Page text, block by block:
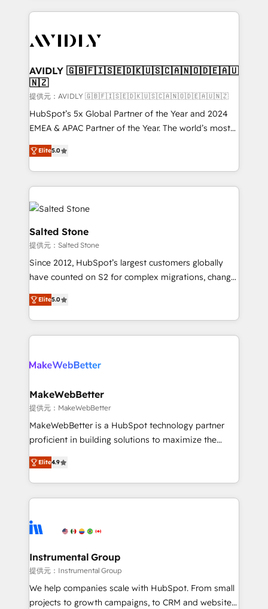
digital agency and an integrator. With over 115
CRM and webdesign (We focus on EMEA - USA
AVIDLY 🇬🇧🇫🇮🇸🇪🇩🇰🇺🇸🇨🇦🇳🇴🇩🇪🇦🇺
🇳🇿
提供元：AVIDLY 🇬🇧🇫🇮🇸🇪🇩🇰🇺🇸🇨🇦🇳🇴🇩🇪🇦🇺🇳🇿
HubSpot’s 5x Global Partner of the Year and 2024
EMEA & APAC Partner of the Year. The world’s most
experienced and fully accredited HubSpot Solutions
Partner. 🚀 With 2,750+ HubSpot projects delivered
and 370+ specialists across EMEA, APAC and NAM,
we de-risk complex CRM programmes and
accelerate ROI across every HubSpot Hub. 🧭 From
multi-region migrations to AI-powered automation,
we turn complexity into clarity, human at global
scale. 🏆 HubSpot’s CEO called us “the partner of the
future.” Others agree it is proof of trust built through
measurable impact.
Elite5.0
Salted Stone
提供元：Salted Stone
Since 2012, HubSpot’s largest customers globally
have counted on S2 for complex migrations, change
management, systems integration, and creative
solutions that deliver measurable impact and
transform brand experiences As one of the few full-
service creative agencies in the HubSpot
winning design to build scalable, globally
marketing campaigns, & RevOps frameworks that
fuel long-term success We connect the entire
customer lifecycle through seamless integrations,
ensure long-term adoption with change-
and service to drive sustainable growth With 6 key
HubSpot accreditations and experience across
teams has worked with clients just like you Let’s
explore whether S2 is the partner you’ve been
Elite5.0
MakeWebBetter
提供元：MakeWebBetter
MakeWebBetter is a HubSpot technology partner
proficient in building solutions to maximize the
operational efficiency of HubSpot. The fastest-
growing tech-enabler & facilitator, MakeWebBetter,
hands you the blend of HubSpot expertise &
eminent solutions & integrations. Trust us to
Elite Partners with 10+ years of HubSpot experience
Premier Partner 2023 🌟5 HubSpot Accreditations 🌟
Won HubSpot Theme Challenge 2021 🌟INBOUND’19
HubSpot Rising Star Why us? Harnessing the full
potential of the powerful HubSpot CRM. ✔️A team of
Elite4.9
Instrumental Group
提供元：Instrumental Group
We help companies scale with HubSpot. From small
projects to growth campaigns, to CRM and websites.